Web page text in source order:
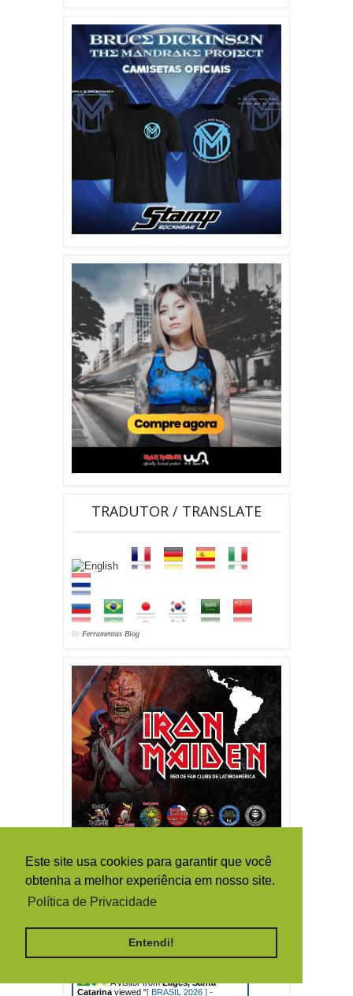
Este site usa cookies para garantir que você
obtenha a melhor experiência em nosso site.
Política de Privacidade
Entendi!
TRADUTOR / TRANSLATE
By Ferramentas Blog
A visitor fromCriciuma, Santa
Catarinaviewed "Onkyo Music:
A visitor fromLages, Santa
Catarina viewed "[ BRASIL 2026 ] -